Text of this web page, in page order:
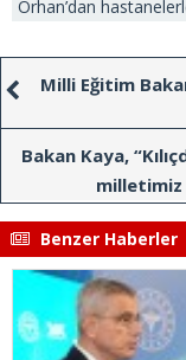
Orhan’dan
Milli Eğitim
Bakan Kaya,
milletimiz
Benzer Haberler